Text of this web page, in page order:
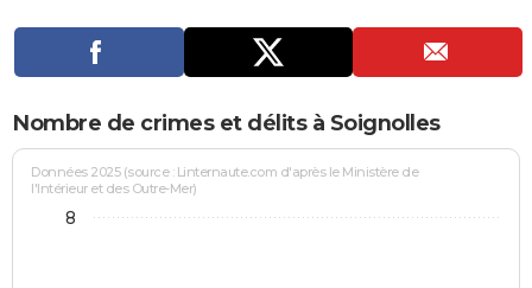
S'inscrire
Se connecter
Lycées
Collèges
Primaires
Universités
Entreprises
Service militaire
Avis de recherche
AVIS DE DÉCÈS
FORUM
Bricolage
Lifestyle
Culture
Sport
Auto
Television
Voyage
Cinema
Nombre de crimes et délits à Soignolles
Données 2025 (source : Linternaute.com d'après le Ministère de
l'Intérieur et des Outre-Mer)
8